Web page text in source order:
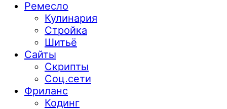
Ремесло
Кулинария
Стройка
Шитьё
Сайты
Скрипты
Соц.сети
Фриланс
Кодинг